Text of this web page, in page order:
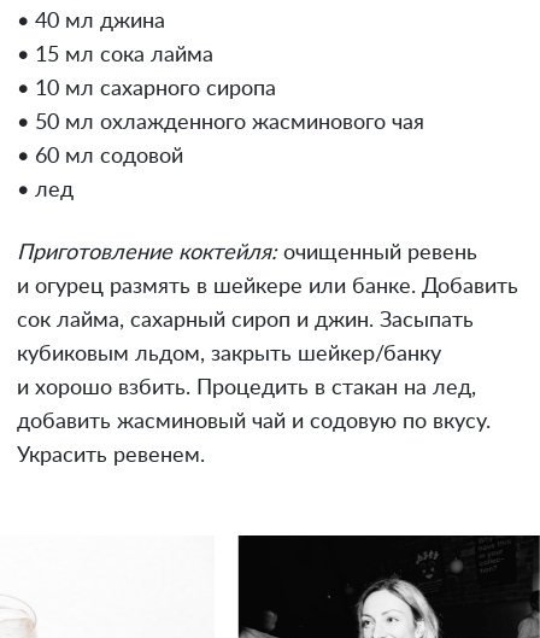
• 40 мл джина
• 15 мл сока лайма
• 10 мл сахарного сиропа
• 50 мл охлажденного жасминового чая
• 60 мл содовой
• лед
Приготовление коктейля: очищенный ревень
и огурец размять в шейкере или банке. Добавить
сок лайма, сахарный сироп и джин. Засыпать
кубиковым льдом, закрыть шейкер/банку
и хорошо взбить. Процедить в стакан на лед,
добавить жасминовый чай и содовую по вкусу.
Украсить ревенем.